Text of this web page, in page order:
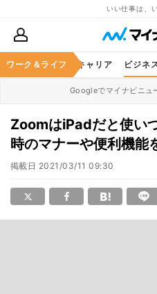
いい仕事は、
ワーク＆ライフ キャリア ビジネ
Googleでマイナビニュ
ZoomはiPadだと使い
時のマナーや便利機能
掲載日 2021/03/11 09:30